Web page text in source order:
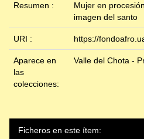
Resumen :
Mujer en
imagen del santo
URI : https://
Aparece en
las
colecciones:
Valle del Chota -
Ficheros en este ítem: